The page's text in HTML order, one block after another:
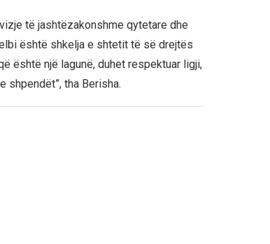
të jashtëzakonshme qytetare dhe
është shkelja e shtetit të së drejtës
është një lagunë, duhet respektuar ligji,
shpendët”, tha Berisha.